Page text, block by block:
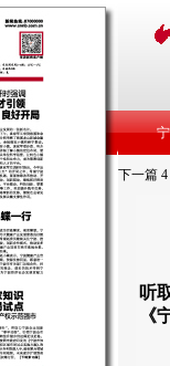
下一篇 4
听
《